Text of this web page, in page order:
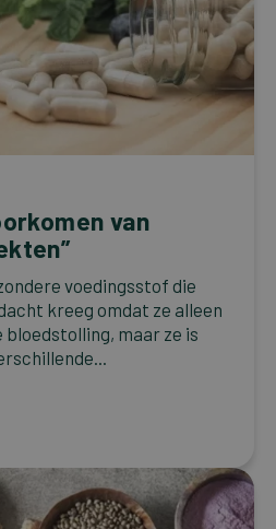
van
voedingsstof die
kreeg omdat ze alleen
bloedstolling, maar ze is